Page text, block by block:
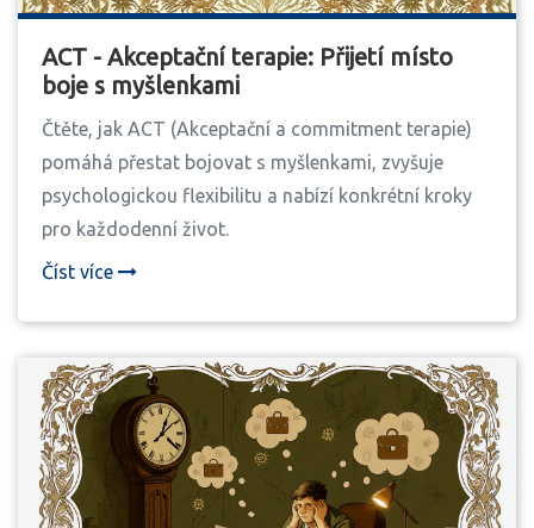
ACT - Akceptační terapie: Přijetí místo
boje s myšlenkami
Čtěte, jak ACT (Akceptační a commitment terapie)
pomáhá přestat bojovat s myšlenkami, zvyšuje
psychologickou flexibilitu a nabízí konkrétní kroky
pro každodenní život.
Číst více